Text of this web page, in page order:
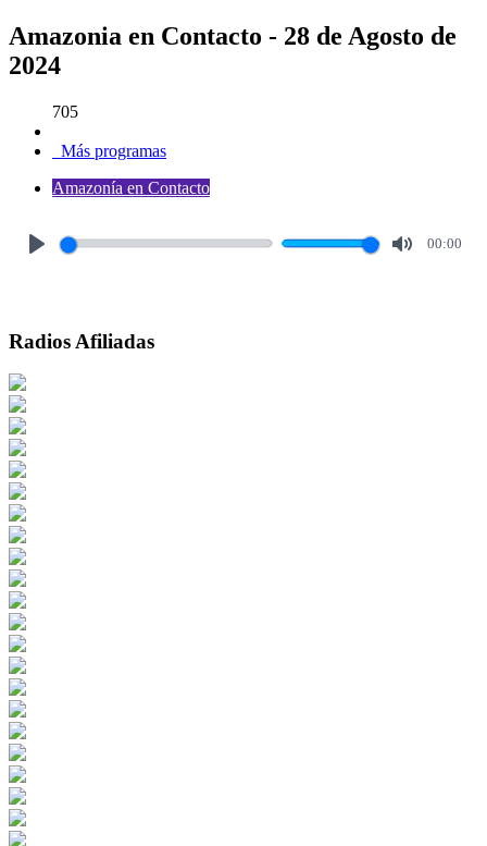
Amazonia en Contacto - 28 de Agosto de
2024
705
Más programas
Amazonía en Contacto
00:00
Radios Afiliadas